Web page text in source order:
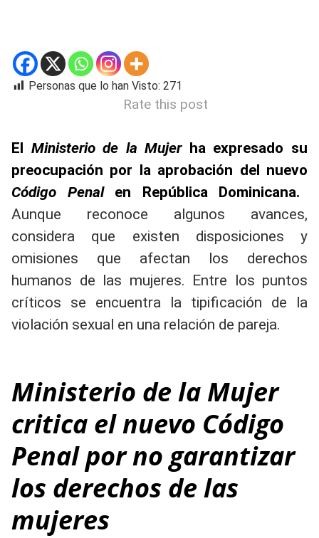
Personas que lo han Visto: 271
Rate this post
El Ministerio de la Mujerha expresado su
preocupación por la aprobación del nuevo
Código Penalen República Dominicana.
Aunque reconoce algunos avances,
considera que existen disposiciones y
omisiones que afectan los derechos
humanos de las mujeres. Entre los puntos
críticos se encuentra la tipificación de la
violación sexual en una relación de pareja.
Ministerio de la Mujer
critica el nuevo Código
Penal por no garantizar
los derechos de las
mujeres